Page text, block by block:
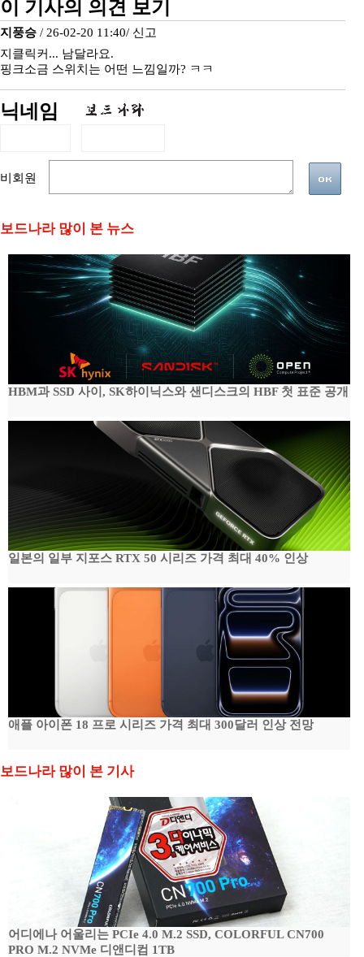
이 기사의 의견 보기
지풍승 / 26-02-20 11:40/ 신고
지클릭커... 남달라요.
핑크소금 스위치는 어떤 느낌일까? ㅋㅋ
닉네임
비회원
보드나라 많이 본 뉴스
HBM과 SSD 사이, SK하이닉스와 샌디스크의 HBF 첫 표준 공개
일본의 일부 지포스 RTX 50 시리즈 가격 최대 40% 인상
애플 아이폰 18 프로 시리즈 가격 최대 300달러 인상 전망
보드나라 많이 본 기사
어디에나 어울리는 PCIe 4.0 M.2 SSD, COLORFUL CN700
PRO M.2 NVMe 디앤디컴 1TB